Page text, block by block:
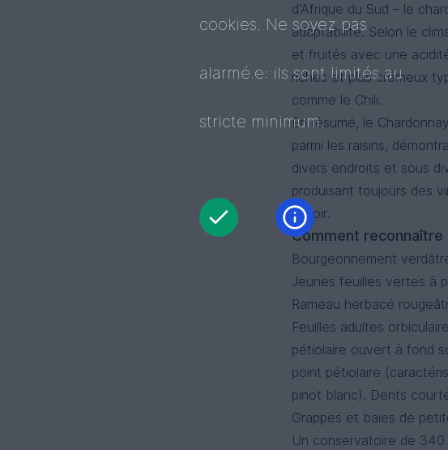
d'Afrique du Sud – le
adaptabilité. Selon le
et fruités avec une
riches et plus crémeux
comme le Chili.
En résumé, le
parmi les raisins,
divers endroits et sous
produisant toujours des
terroir.
Comment reconnaître
Bourgeonnement
Jeunes feuilles vertes à
Rameau herbacé
Feuilles adultes
pétiolaire ouvert à fond
point pétiolaire
pinot blanc). Dents
Grappes et baies de
Un conservatoire de
cookies. Ne soyez pas
alarmé.e: ils sont limités au
stricte minimum.